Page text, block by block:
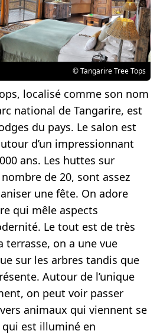
© Tangarire Tree Tops
localisé comme son nom
national de Tangarire, est
du pays. Le salon est
d’un impressionnant
ans. Les huttes sur
de 20, sont assez
une fête. On adore
qui mêle aspects
Le tout est de très
terrasse, on a une vue
sur les arbres tandis que
Autour de l’unique
on peut voir passer
animaux qui viennent se
est illuminé en